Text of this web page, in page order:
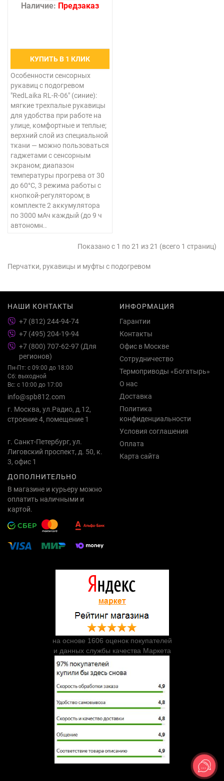
Наличие: Предзаказ
КУПИТЬ В 1 КЛИК
Особенности сенсорных
рукавиц с подогревом
"RedLaika RL-R-06" (синие):
мягкие трехпалые рукавицы
для удобства при работе на
улице, комфортные и теплые;
верхний слой из специальной
ткани — можно пользоваться
гаджетами с сенсорным
экраном; диапазон
температуры прогрева от 30
до 60°С, 3 режима работы с
кнопкой-регулятором; в
комплекте 2 аккумулятора
по 3000 мАч каждый (до 9 ч
автономн..
Показано с 1 по 21 из 21 (всего 1 страниц)
Перчатки, рукавицы и муфты с подогревом
НАШИ КОНТАКТЫ
+7 (812) 244-94-74
+7 (495) 204-19-94
+7 (800) 707-62-97 (Для
регионов)
Пн-Пт: с 09:00 до 18:00
Сб: выходной
Вс: с 10:00 до 17:00
info@spb812.com
г. Москва, ул.Радио, д.12,
строение 4, помещение 1
г. Санкт-Петербург, ул.
Лиговский проспект, д. 50, к.
3, офис 1
ИНФОРМАЦИЯ
Гарантии
Контакты
Офис в Москве
Сотрудничество
Термоприводы «Богатырь»
О нас
Доставка
Политика
конфиденциальности
Условия соглашения
Оплата
Карта сайта
ДОПОЛНИТЕЛЬНО
В магазине и курьеру можно
оплатить наличными и
картой.
на основе 1606 оценок покупателей
и данных службы качества Маркета